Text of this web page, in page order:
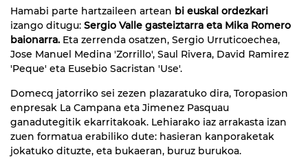
Hamabi parte hartzaileen artean bi euskal ordezkari
izango ditugu: Sergio Valle gasteiztarra eta Mika Romero
baionarra. Eta zerrenda osatzen, Sergio Urruticoechea,
Jose Manuel Medina 'Zorrillo', Saul Rivera, David Ramirez
'Peque' eta Eusebio Sacristan 'Use'.
Domecq jatorriko sei zezen plazaratuko dira, Toropasion
enpresak La Campana eta Jimenez Pasquau
ganadutegitik ekarritakoak. Lehiarako iaz arrakasta izan
zuen formatua erabiliko dute: hasieran kanporaketak
jokatuko dituzte, eta bukaeran, buruz burukoa.